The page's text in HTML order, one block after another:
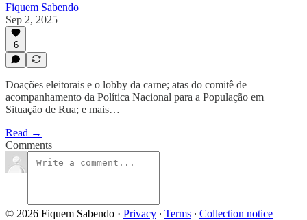
Fiquem Sabendo
Sep 2, 2025
6
Doações eleitorais e o lobby da carne; atas do comitê de
acompanhamento da Política Nacional para a População em
Situação de Rua; e mais…
Read →
Comments
© 2026 Fiquem Sabendo · Privacy ∙ Terms ∙ Collection notice